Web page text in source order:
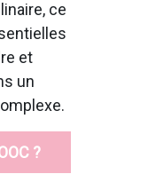
ce
et
un
?